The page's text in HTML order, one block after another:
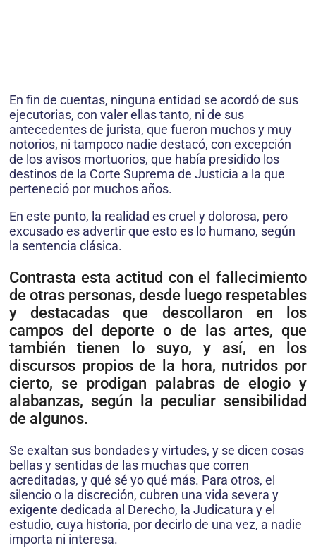
En fin de cuentas, ninguna entidad se acordó de sus
ejecutorias, con valer ellas tanto, ni de sus
antecedentes de jurista, que fueron muchos y muy
notorios, ni tampoco nadie destacó, con excepción
de los avisos mortuorios, que había presidido los
destinos de la Corte Suprema de Justicia a la que
perteneció por muchos años.
En este punto, la realidad es cruel y dolorosa, pero
excusado es advertir que esto es lo humano, según
la sentencia clásica.
Contrasta esta actitud con el fallecimiento
de otras personas, desde luego respetables
y destacadas que descollaron en los
campos del deporte o de las artes, que
también tienen lo suyo, y así, en los
discursos propios de la hora, nutridos por
cierto, se prodigan palabras de elogio y
alabanzas, según la peculiar sensibilidad
de algunos.
Se exaltan sus bondades y virtudes, y se dicen cosas
bellas y sentidas de las muchas que corren
acreditadas, y qué sé yo qué más. Para otros, el
silencio o la discreción, cubren una vida severa y
exigente dedicada al Derecho, la Judicatura y el
estudio, cuya historia, por decirlo de una vez, a nadie
importa ni interesa.